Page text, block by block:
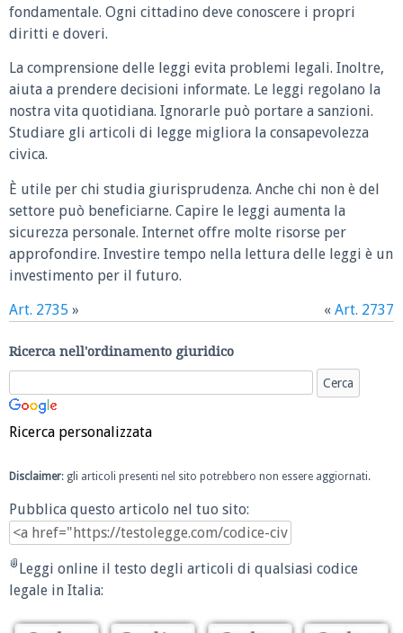
fondamentale. Ogni cittadino deve conoscere i propri
diritti e doveri.
La comprensione delle leggi evita problemi legali. Inoltre,
aiuta a prendere decisioni informate. Le leggi regolano la
nostra vita quotidiana. Ignorarle può portare a sanzioni.
Studiare gli articoli di legge migliora la consapevolezza
civica.
È utile per chi studia giurisprudenza. Anche chi non è del
settore può beneficiarne. Capire le leggi aumenta la
sicurezza personale. Internet offre molte risorse per
approfondire. Investire tempo nella lettura delle leggi è un
investimento per il futuro.
Art. 2735 » « Art. 2737
Ricerca nell'ordinamento giuridico
Ricerca personalizzata
Disclaimer: gli articoli presenti nel sito potrebbero non essere aggiornati.
Pubblica questo articolo nel tuo sito:
Leggi online il testo degli articoli di qualsiasi codice
legale in Italia: